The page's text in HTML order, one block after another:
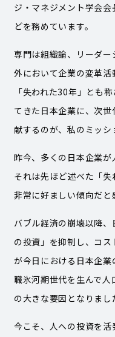
ジ・マネジメント学会
どを務めています。
専門は組織論、リーダ
外において企業の変革活
「失われた30年」とも
てきた日本企業に、次
献するのが、私のミッシ
昨今、多くの日本企業が
それは先ほど述べた「失
非常に好ましい傾向だと
バブル経済の崩壊以降
の投資」を抑制し、コ
が今日における日本企
職氷河期世代を生んで
の大きな要因となりまし
今こそ、人への投資を